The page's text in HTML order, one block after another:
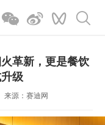
革新，更是餐饮
级
来源：赛迪网